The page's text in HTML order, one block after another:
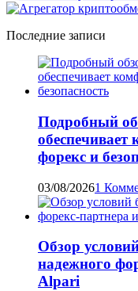
Последние записи
Подробный
форекс и
03/08/20261
Обзор
надежного
Alpari